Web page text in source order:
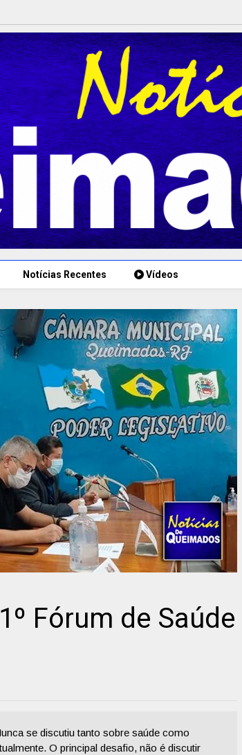
Notícias Recentes Vídeos
Fórum de Saúde
se discutiu tanto sobre saúde como
O principal desafio, não é discutir